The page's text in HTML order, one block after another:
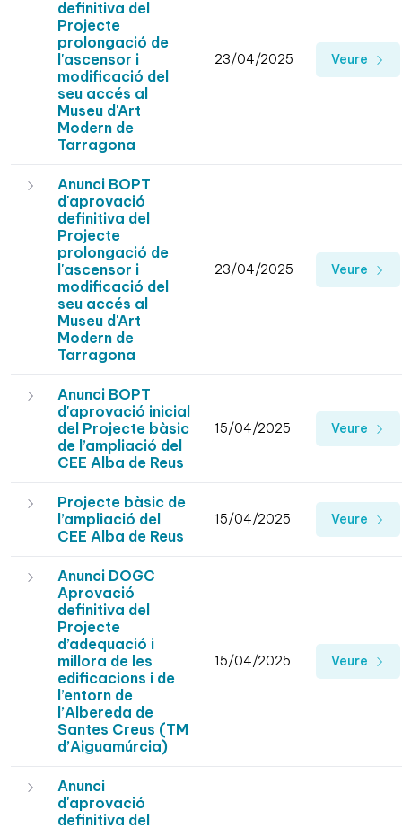
definitiva del
Projecte
prolongació de
l'ascensor i
modificació del
seu accés al
Museu d'Art
Modern de
Tarragona
23/04/2025 Veure
Anunci BOPT
d'aprovació
definitiva del
Projecte
prolongació de
l'ascensor i
modificació del
seu accés al
Museu d'Art
Modern de
Tarragona
23/04/2025 Veure
Anunci BOPT
d'aprovació inicial
del Projecte bàsic
de l’ampliació del
CEE Alba de Reus
15/04/2025 Veure
Projecte bàsic de
l’ampliació del
CEE Alba de Reus
15/04/2025 Veure
Anunci DOGC
Aprovació
definitiva del
Projecte
d’adequació i
millora de les
edificacions i de
l’entorn de
l’Albereda de
Santes Creus (TM
d’Aiguamúrcia)
15/04/2025 Veure
Anunci
d'aprovació
definitiva del